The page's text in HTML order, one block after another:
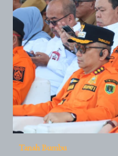
Tanah Bumbu